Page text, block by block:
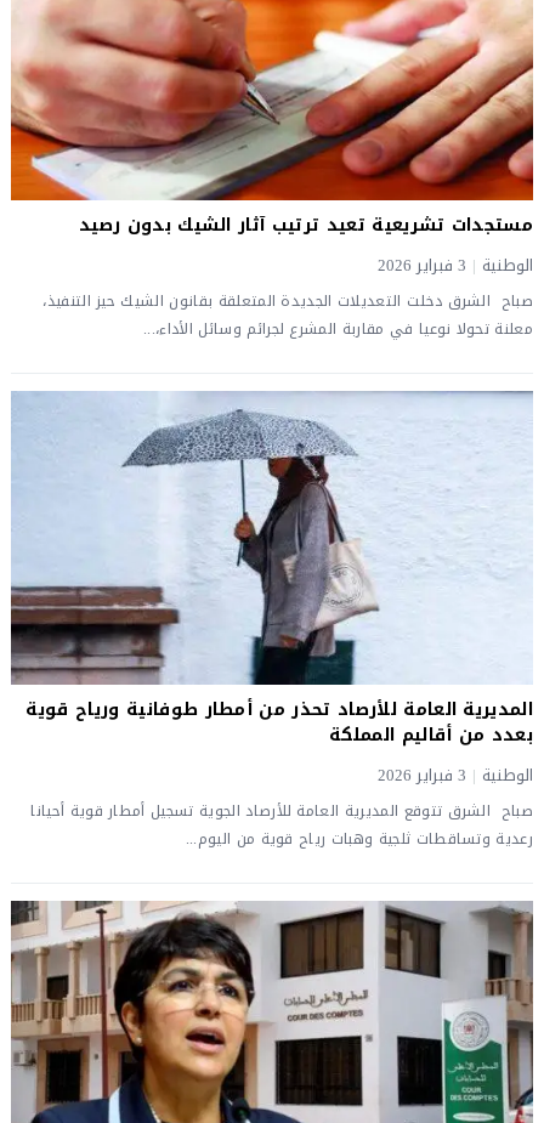
مستجدات تشريعية تعيد ترتيب آثار الشيك بدون رصيد
الوطنية 3 فبراير 2026
صباح الشرق دخلت التعديلات الجديدة المتعلقة بقانون الشيك حيز التنفيذ،
معلنة تحولا نوعيا في مقاربة المشرع لجرائم وسائل الأداء،...
المديرية العامة للأرصاد تحذر من أمطار طوفانية ورياح قوية
بعدد من أقاليم المملكة
الوطنية 3 فبراير 2026
صباح الشرق تتوقع المديرية العامة للأرصاد الجوية تسجيل أمطار قوية أحيانا
رعدية وتساقطات ثلجية وهبات رياح قوية من اليوم...